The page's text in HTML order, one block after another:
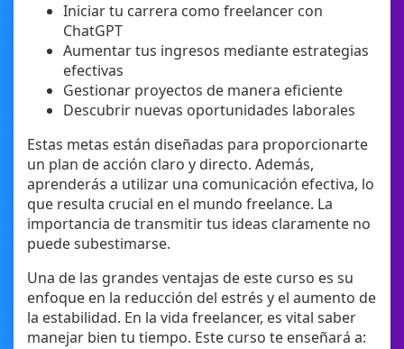
Iniciar tu carrera como freelancer con
ChatGPT
Aumentar tus ingresos mediante estrategias
efectivas
Gestionar proyectos de manera eficiente
Descubrir nuevas oportunidades laborales
Estas metas están diseñadas para proporcionarte
un plan de acción claro y directo. Además,
aprenderás a utilizar una comunicación efectiva, lo
que resulta crucial en el mundo freelance. La
importancia de transmitir tus ideas claramente no
puede subestimarse.
Una de las grandes ventajas de este curso es su
enfoque en la reducción del estrés y el aumento de
la estabilidad. En la vida freelancer, es vital saber
manejar bien tu tiempo. Este curso te enseñará a: